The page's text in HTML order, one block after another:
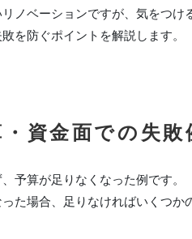
ノベーションですが、気をつけ
を防ぐポイントを解説します。
・資金面での失
予算が足りなくなった例です。
た場合、足りなければいくつ